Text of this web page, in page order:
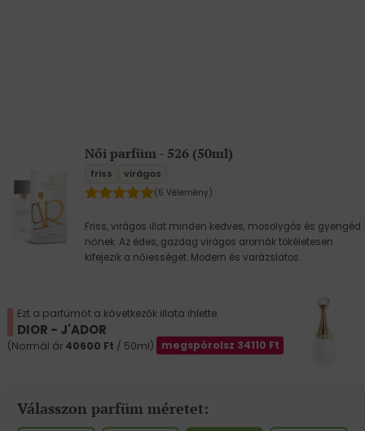
Női parfüm - 526 (50ml)
friss virágos
(5 Vélemény)
Friss, virágos illat minden kedves, mosolygós és gyengéd
nőnek. Az édes, gazdag virágos aromák tökéletesen
kifejezik a nőiességet. Modern és varázslatos.
Ezt a parfümöt a következők illata ihlette:
DIOR - J'ADOR
(Normál ár 40600 Ft / 50ml) megspórolsz 34110 Ft
Válasszon parfüm méretet: